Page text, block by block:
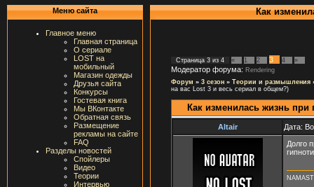
Меню сайта
Главное меню
Главная страница
О сериале
LOST на
мобильный
Магазин одежды
Друзья сайта
Конкурсы
Гостевая книга
Мы ВКонтакте
Обратная связь
Размещение
рекламы на сайте
FAQ
Разделы новостей
Спойлеры
Видео
Теории
Интервью
Как
Страница 3 из 4 « 1 2 3 4 »
Модератор форума: Rendering
Форум » 3 сезон » Теории и размышления
на вас Lost 3 и весь сериал в общем?)
Как изменилась жизнь при
Altair Дата:
Долго